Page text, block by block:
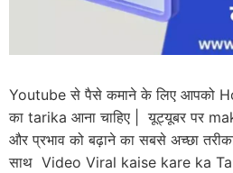
Youtube से पैसे कमाने के लिए आपको
का tarika आना चाहिए | यूट्यूबर पर
और प्रभाव को बढ़ाने का सबसे अच्छा
साथ Video Viral kaise kare ka